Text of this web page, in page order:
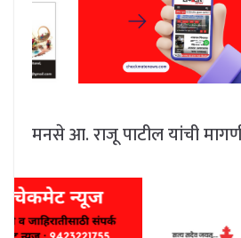
मनसे आ. राजू पाटील यांची